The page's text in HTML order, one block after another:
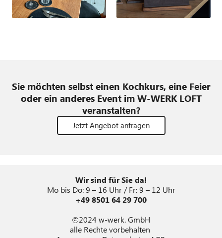
Sie möchten selbst einen Kochkurs, eine Feier
oder ein anderes Event im W-WERK LOFT
veranstalten?
Jetzt Angebot anfragen
Wir sind für Sie da!
Mo bis Do: 9 – 16 Uhr / Fr: 9 – 12 Uhr
+49 8501 64 29 700
©2024 w-werk. GmbH
alle Rechte vorbehalten